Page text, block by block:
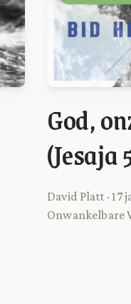
God,
(Jesaja
David Platt · 17
Onwankelbare